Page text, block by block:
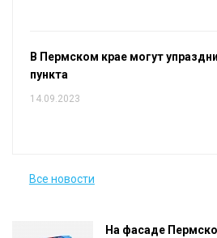
В Пермском крае могут
пункта
14.09.2023
Все новости
На фасаде